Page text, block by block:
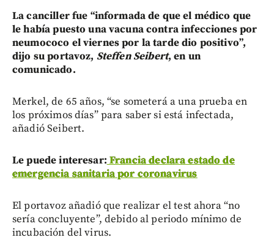
La canciller fue “informada de que el médico que
le había puesto una vacuna contra infecciones por
neumococo el viernes por la tarde dio positivo”,
dijo su portavoz, Steffen Seibert, en un
comunicado.
Merkel, de 65 años, “se someterá a una prueba en
los próximos días” para saber si está infectada,
añadió Seibert.
Le puede interesar: Francia declara estado de
emergencia sanitaria por coronavirus
El portavoz añadió que realizar el test ahora “no
sería concluyente”, debido al periodo mínimo de
incubación del virus.